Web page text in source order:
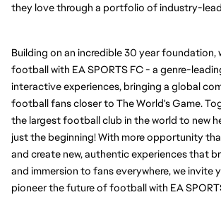
they love through a portfolio of industry-
Building on an incredible 30 year foundation,
football with EA SPORTS FC - a genre-
interactive experiences, bringing a global
football fans closer to The World's Game.
the largest football club in the world to new
just the beginning! With more opportunity
and create new, authentic experiences that
and immersion to fans everywhere, we invite
pioneer the future of football with EA